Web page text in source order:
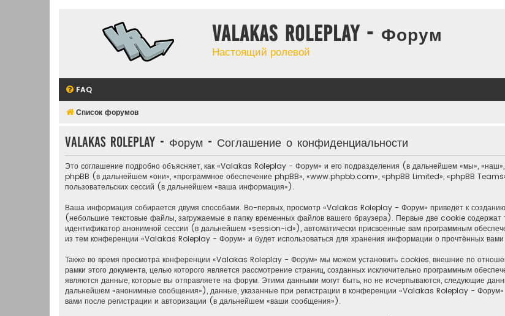
Valakas Roleplay - Форум
Настоящий ролевой
FAQ
Список форумов
Valakas Roleplay - Форум - Соглашение о конфиденциальности
Это соглашение подробно объясняет, как «Valakas Roleplay - Форум» и его подразделения (в дальнейшем «мы»,
phpBB (в дальнейшем «они», «программное обеспечение phpBB», «www.phpbb.com», «phpBB Limited», «phpBB
пользовательских сессий (в дальнейшем «ваша информация»).
Ваша информация собирается двумя способами. Во-первых, просмотр «Valakas Roleplay - Форум» приведёт к
(небольшие текстовые файлы, загружаемые в папку временных файлов вашего браузера). Первые две cookie
идентификатор анонимной сессии (в дальнейшем «session-id»), автоматически присвоенные вам программным
из тем конференции «Valakas Roleplay - Форум» и будет использоваться для хранения информации о прочтённых
Также во время просмотра конференции «Valakas Roleplay - Форум» мы можем установить cookies, внешние по
рамки этого документа, целью которого является рассмотрение страниц, созданных исключительно программным
являются данные, которые вы отправляете на форум. Этими данными могут быть, но не исчерпываются, следующие
дальнейшем «анонимные сообщения»), данные, указанные при регистрации в конференции «Valakas Roleplay -
вами после регистрации и авторизации (в дальнейшем «ваши сообщения»).